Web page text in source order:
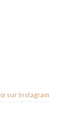
sur Instagram